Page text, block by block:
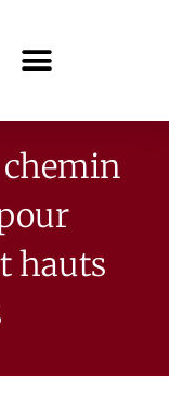
chemin
hauts